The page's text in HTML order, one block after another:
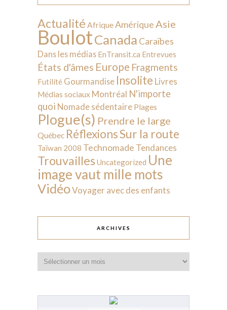
Actualité AfriqueAmérique Asie
BoulotCanada Caraïbes
Dans les médias EnTransit.ca Entrevues
États d'âmes Europe Fragments
Futilité Gourmandise Insolite Livres
Médias sociaux Montréal N'importe
quoi Nomade sédentaire Plages
Plogue(s) Prendre le large
Québec RéflexionsSur la route
Taïwan 2008 Technomade Tendances
Trouvailles Uncategorized Une
image vaut mille mots
VidéoVoyager avec des enfants
ARCHIVES